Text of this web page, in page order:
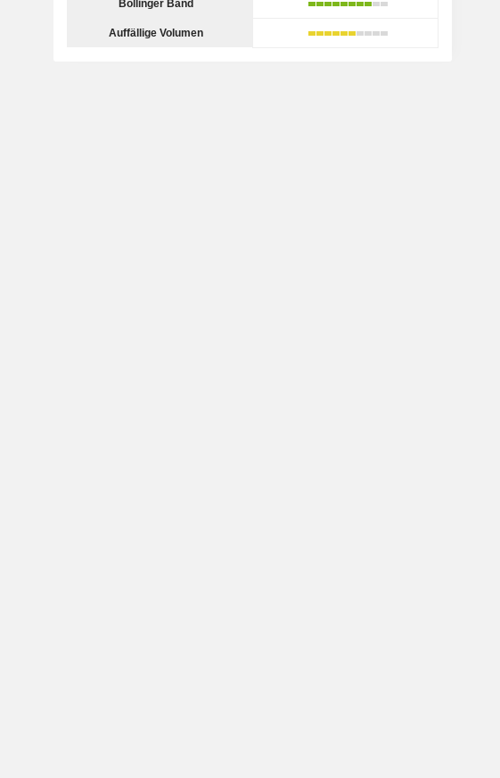
Bollinger Band
Auffällige Volumen